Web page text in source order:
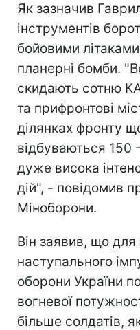
Як зазначив
інструментів
бойовими
планерні бомби.
скидають сотню
та прифронтові
ділянках фронту
відбуваються
дуже висока
дій", - повідомив
Міноборони.
Він заявив, що
наступального
оборони України
вогневої
більше солдатів,